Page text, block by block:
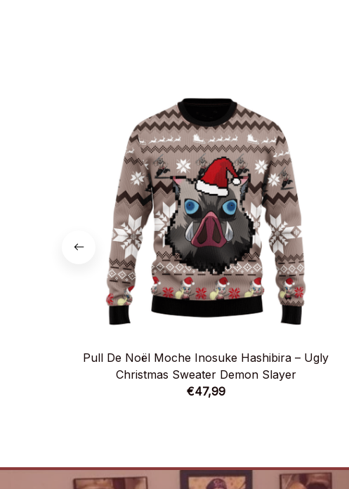
Pull De Noël Moche Inosuke Hashibira – Ugly
Christmas Sweater Demon Slayer
€47,99